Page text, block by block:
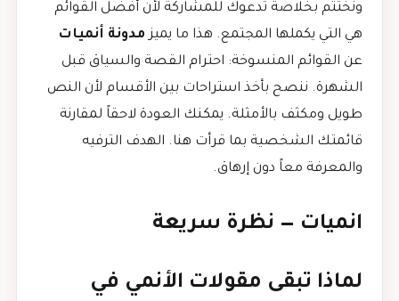
ونختتم بخلاصة تدعوك للمشاركة لأن أفضل القوائم
هي التي يكملها المجتمع. هذا ما يميز مدونة أنميات
عن القوائم المنسوخة: احترام القصة والسياق قبل
الشهرة. ننصح بأخذ استراحات بين الأقسام لأن النص
طويل ومكثف بالأمثلة. يمكنك العودة لاحقاً لمقارنة
قائمتك الشخصية بما قرأت هنا. الهدف الترفيه
والمعرفة معاً دون إرهاق.
انميات — نظرة سريعة
لماذا تبقى مقولات الأنمي في